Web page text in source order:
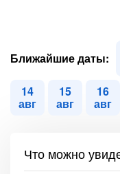
Ближайшие даты:
14
авг
15
авг
16
авг
Что можно